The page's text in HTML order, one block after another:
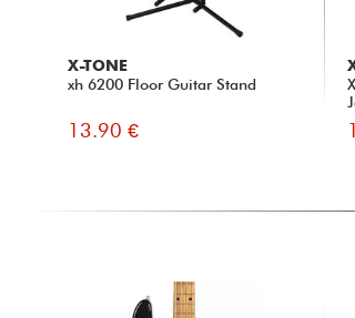
X-TONE
xh 6200 Floor Guitar Stand
13.90 €